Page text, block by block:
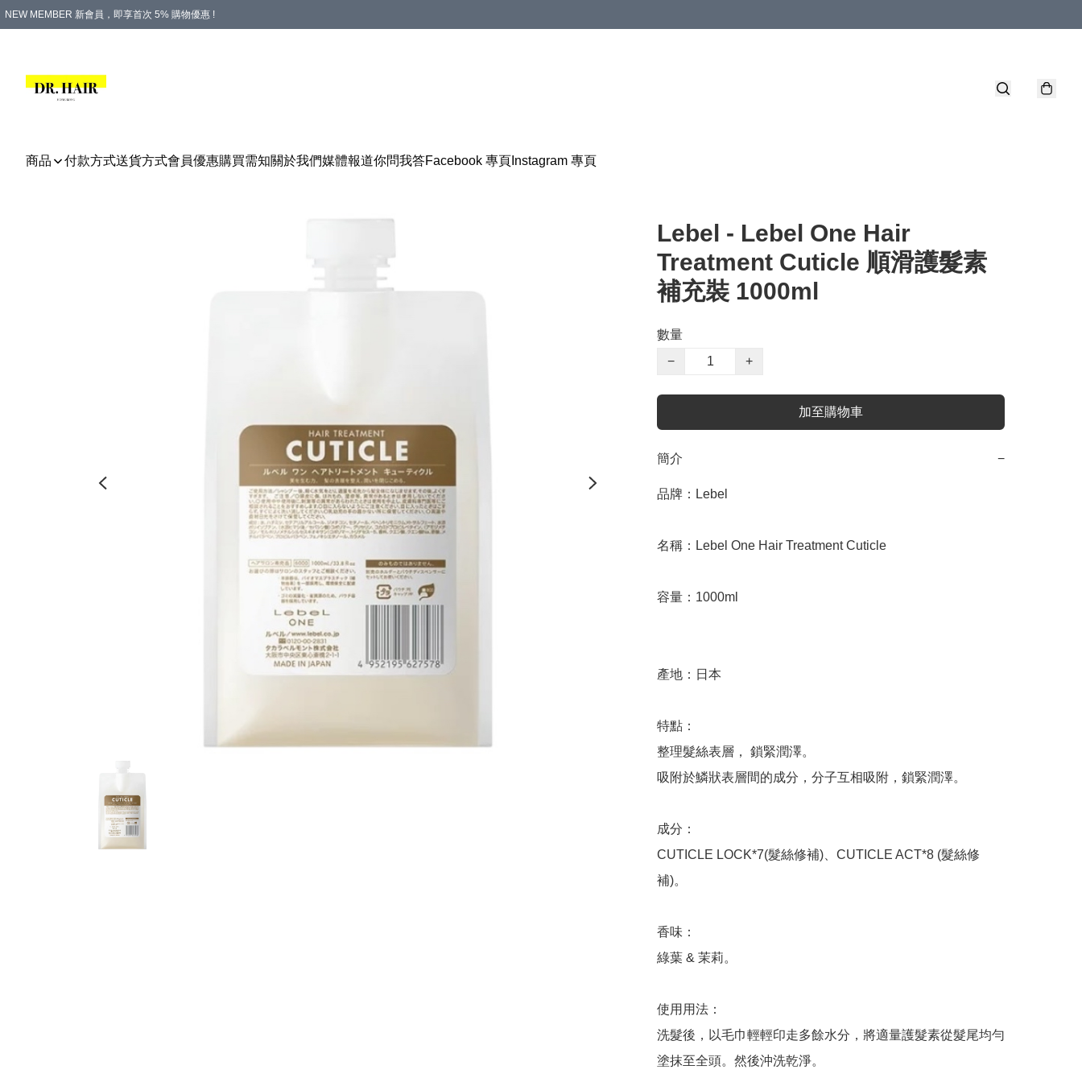
NEW MEMBER 新會員，即享首次 5% 購物優惠 !
商品 付款方式送貨方式會員優惠購買需知關於我們媒體報道你問我答Facebook 專頁 Instagram 專頁
Lebel - Lebel One Hair
Treatment Cuticle 順滑護髮素
補充裝 1000ml
數量
−
+
加至購物車
簡介 −
品牌：Lebel
名稱：Lebel One Hair Treatment Cuticle
容量：1000ml
產地：日本
特點：
整理髮絲表層， 鎖緊潤澤。
吸附於鱗狀表層間的成分，分子互相吸附，鎖緊潤澤。
成分：
CUTICLE LOCK*7(髮絲修補)、CUTICLE ACT*8 (髮絲修
補)。
香味：
綠葉 & 茉莉。
使用用法：
洗髮後，以毛巾輕輕印走多餘水分，將適量護髮素從髮尾均勻
塗抹至全頭。然後沖洗乾淨。